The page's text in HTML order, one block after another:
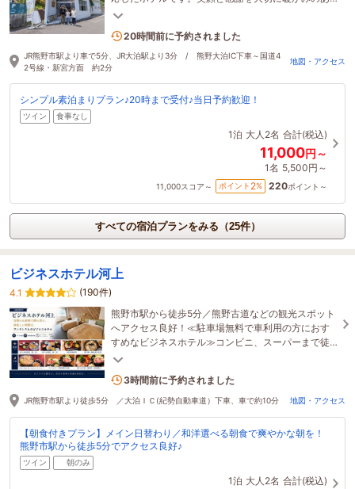
る空間です。
2名がこの宿を見ています
20時間前に予約されました
JR熊野市駅より車で5分、JR大泊駅より3分 / 熊野大泊IC下車～国道4
2号線・新宮方面 約2分
地図・アクセス
シンプル素泊まりプラン♪20時まで受付♪当日予約歓迎！
ツイン 食事なし
1泊 大人2名 合計(税込)
11,000円～
1名 5,500円～
11,000スコア～ ポイント 2% 220ポイント～
すべての宿泊プランをみる（25件）
ビジネスホテル河上
4.1
(190件)
熊野市駅から徒歩5分／熊野古道などの観光スポット
へアクセス良好！≪駐車場無料で車利用の方におす
すめなビジネスホテル≫コンビニ、スーパーまで徒
歩圏内・Wi－Fi完備でビジネスや観光の連泊にも最
1名がこの宿を見ています
3時間前に予約されました
JR熊野市駅より徒歩5分 ／大泊ＩＣ(紀勢自動車道）下車、車で約10分 地図・アクセス
【朝食付きプラン】メイン日替わり／和洋選べる朝食で爽やかな朝を！
熊野市駅から徒歩5分でアクセス良好♪
ツイン 朝のみ
1泊 大人2名 合計(税込)